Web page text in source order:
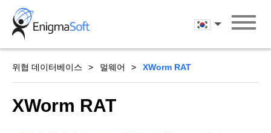
Skip
content
한국어
위협 데이터베이스 멀웨어 XWorm RAT
XWorm RAT